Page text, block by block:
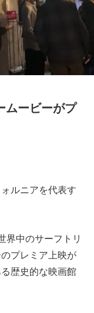
ムービーがプ
ルニアを代表す
界中のサーフトリ
プレミア上映が
歴史的な映画館